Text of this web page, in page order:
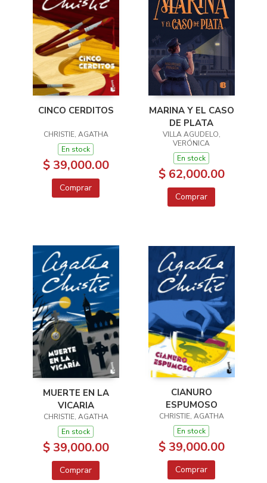
CINCO CERDITOS
CHRISTIE, AGATHA
En stock
$ 39,000.00
Comprar
MARINA Y EL CASO
DE PLATA
VILLA AGUDELO,
VERÓNICA
En stock
$ 62,000.00
Comprar
MUERTE EN LA
VICARIA
CHRISTIE, AGATHA
En stock
$ 39,000.00
Comprar
CIANURO
ESPUMOSO
CHRISTIE, AGATHA
En stock
$ 39,000.00
Comprar